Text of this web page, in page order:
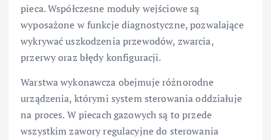
pieca. Współczesne moduły wejściowe są
wyposażone w funkcje diagnostyczne, pozwalające
wykrywać uszkodzenia przewodów, zwarcia,
przerwy oraz błędy konfiguracji.
Warstwa wykonawcza obejmuje różnorodne
urządzenia, którymi system sterowania oddziałuje
na proces. W piecach gazowych są to przede
wszystkim zawory regulacyjne do sterowania